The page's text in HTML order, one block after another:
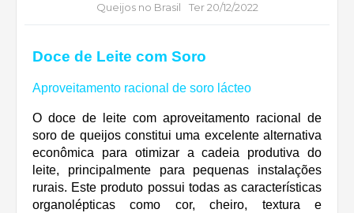
Queijos no Brasil Ter 20/12/2022
Doce de Leite com Soro
Aproveitamento racional de soro lácteo
O doce de leite com aproveitamento racional de
soro de queijos constitui uma excelente alternativa
econômica para otimizar a cadeia produtiva do
leite, principalmente para pequenas instalações
rurais. Este produto possui todas as características
organolépticas como cor, cheiro, textura e